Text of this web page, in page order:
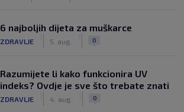
6 najboljih dijeta za muškarce
ZDRAVLJE 5. aug. 0
Razumijete li kako funkcionira UV
indeks? Ovdje je sve što trebate znati
ZDRAVLJE 4. aug. 0